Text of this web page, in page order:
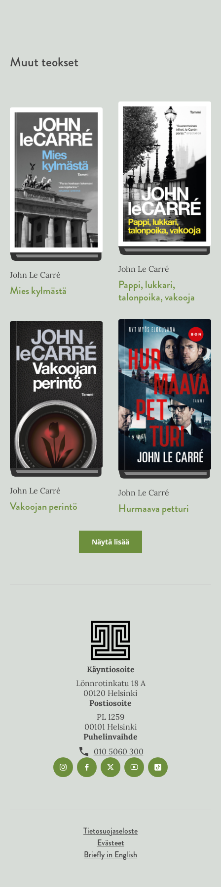
Muut teokset
John Le Carré
Mies kylmästä
John Le Carré
Pappi, lukkari,
talonpoika, vakooja
John Le Carré
Vakoojan perintö
John Le Carré
Hurmaava petturi
Näytä lisää
Käyntiosoite
Lönnrotinkatu 18 A
00120 Helsinki
Postiosoite
PL 1259
00101 Helsinki
Puhelinvaihde
010 5060 300
Tietosuojaseloste
Evästeet
Briefly in English